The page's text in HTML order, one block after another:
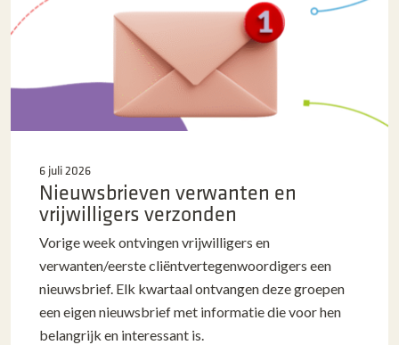
6 juli 2026
Nieuwsbrieven verwanten en
vrijwilligers verzonden
Vorige week ontvingen vrijwilligers en
verwanten/eerste cliëntvertegenwoordigers een
nieuwsbrief. Elk kwartaal ontvangen deze groepen
een eigen nieuwsbrief met informatie die voor hen
belangrijk en interessant is.